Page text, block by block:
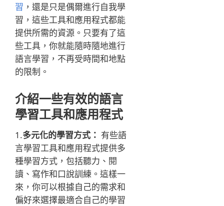
習 ，還是只是偶爾進行自我學
習，這些工具和應用程式都能
提供所需的資源。只要有了這
些工具，你就能隨時隨地進行
語言學習，不再受時間和地點
的限制。
介紹一些有效的語言
學習工具和應用程式
1.多元化的學習方式： 有些語
言學習工具和應用程式提供多
種學習方式，包括聽力、閱
讀、寫作和口說訓練。這樣一
來，你可以根據自己的需求和
偏好來選擇最適合自己的學習